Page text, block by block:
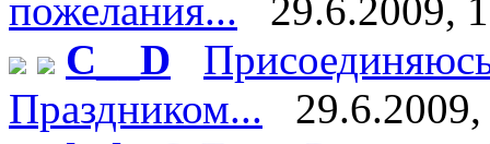
пожелания...
29.6.2009,
C__D
Праздником...